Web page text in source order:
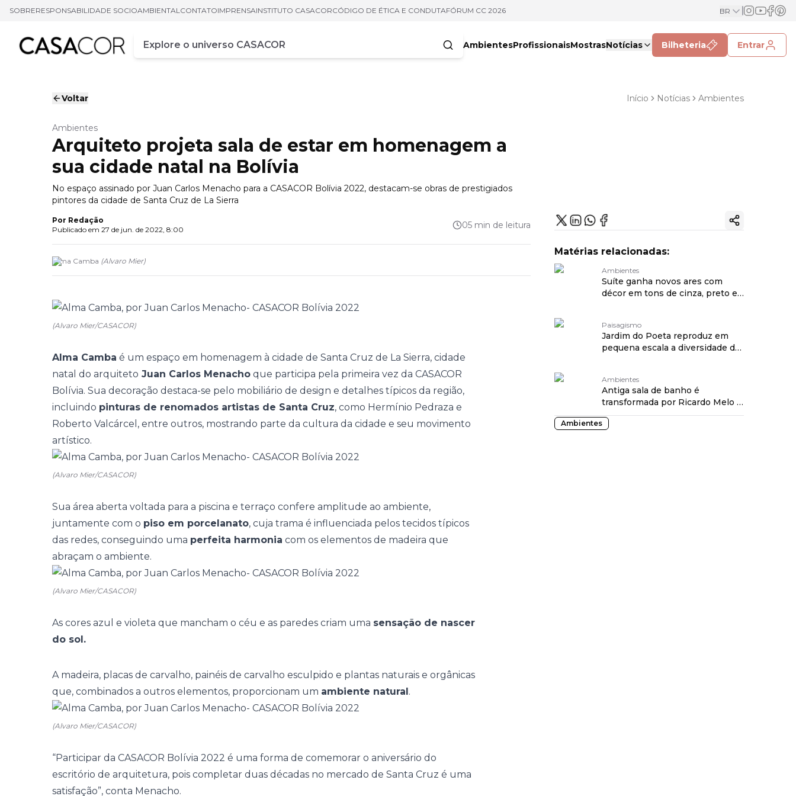
SOBRERESPONSABILIDADE SOCIOAMBIENTALCONTATOIMPRENSAINSTITUTO CASACORCÓDIGO DE ÉTICA E CONDUTAFÓRUM CC 2026 BR
Campo de busca
Digite pelo menos três caracteres
AmbientesProfissionaisMostrasNotícias Bilheteria Entrar
Voltar Início Notícias Ambientes
Ambientes
Arquiteto projeta sala de estar em homenagem a
sua cidade natal na Bolívia
No espaço assinado por Juan Carlos Menacho para a CASACOR Bolívia 2022, destacam-se obras de prestigiados
pintores da cidade de Santa Cruz de La Sierra
Por Redação
Publicado em 27 de jun. de 2022, 8:00 05 min de leitura
Alma Camba (Alvaro Mier)
(Alvaro Mier/CASACOR)
Alma Camba é um espaço em homenagem à cidade de Santa Cruz de La Sierra, cidade
natal do arquiteto Juan Carlos Menacho que participa pela primeira vez da CASACOR
Bolívia. Sua decoração destaca-se pelo mobiliário de design e detalhes típicos da região,
incluindo pinturas de renomados artistas de Santa Cruz, como Hermínio Pedraza e
Roberto Valcárcel, entre outros, mostrando parte da cultura da cidade e seu movimento
artístico.
(Alvaro Mier/CASACOR)
Sua área aberta voltada para a piscina e terraço confere amplitude ao ambiente,
juntamente com o piso em porcelanato, cuja trama é influenciada pelos tecidos típicos
das redes, conseguindo uma perfeita harmonia com os elementos de madeira que
abraçam o ambiente.
(Alvaro Mier/CASACOR)
As cores azul e violeta que mancham o céu e as paredes criam uma sensação de nascer
do sol.
A madeira, placas de carvalho, painéis de carvalho esculpido e plantas naturais e orgânicas
que, combinados a outros elementos, proporcionam um ambiente natural.
(Alvaro Mier/CASACOR)
“Participar da CASACOR Bolívia 2022 é uma forma de comemorar o aniversário do
escritório de arquitetura, pois completar duas décadas no mercado de Santa Cruz é uma
satisfação”, conta Menacho.
Copiar link
Matérias relacionadas:
Ambientes
Suíte ganha novos ares com
décor em tons de cinza, preto e
Paisagismo
Jardim do Poeta reproduz em
pequena escala a diversidade da
Ambientes
Antiga sala de banho é
transformada por Ricardo Melo e
Rodrigo Passos
Ambientes